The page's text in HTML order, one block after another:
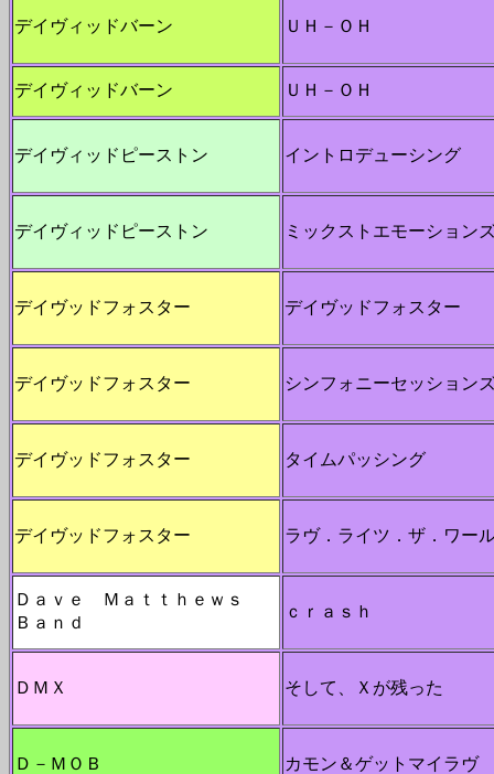
デイヴィッドバーン ＵＨ－ＯＨ
デイヴィッドバーン ＵＨ－ＯＨ
デイヴィッドピーストン イントロデューシング
デイヴィッドピーストン ミックストエモーション
デイヴッドフォスター デイヴッドフォスター
デイヴッドフォスター シンフォニーセッション
デイヴッドフォスター タイムパッシング
デイヴッドフォスター ラヴ．ライツ．ザ．ワー
Ｄａｖｅ Ｍａｔｔｈｅｗｓ
Ｂａｎｄ
ｃｒａｓｈ
ＤＭＸ そして、Ｘが残った
Ｄ－ＭＯＢ カモン＆ゲットマイラヴ